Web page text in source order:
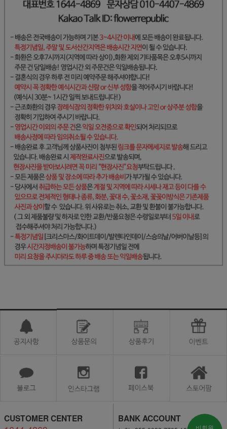
CUSTOMER CENTER BANK ACCOUNT
비회원